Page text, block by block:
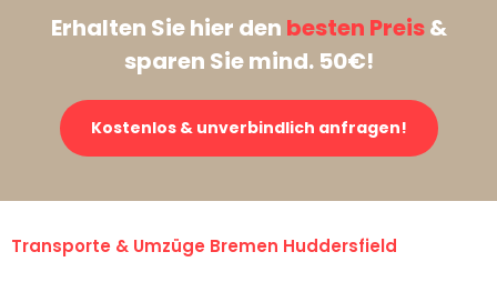
Erhalten Sie hier den besten Preis&
sparen Sie mind. 50€!
Kostenlos & unverbindlich anfragen!
Transporte & Umzüge Bremen Huddersfield